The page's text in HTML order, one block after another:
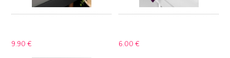
9.90 € 6.00 €